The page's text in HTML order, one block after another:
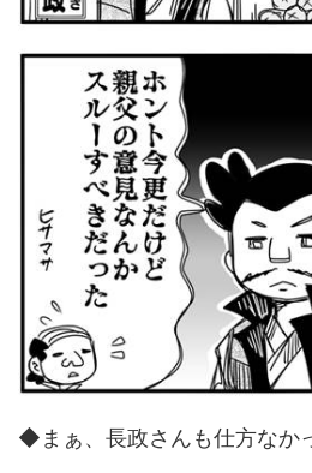
◆まぁ、長政さんも仕方なか